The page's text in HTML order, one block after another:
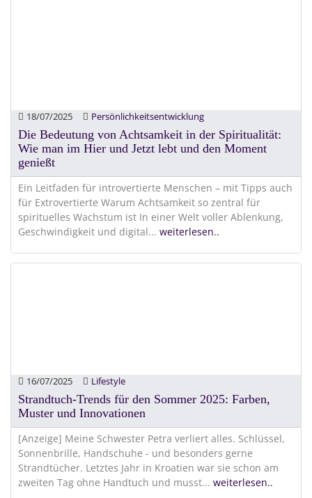
18/07/2025 Persönlichkeitsentwicklung
Die Bedeutung von Achtsamkeit in der Spiritualität:
Wie man im Hier und Jetzt lebt und den Moment
genießt
Ein Leitfaden für introvertierte Menschen – mit Tipps auch
für Extrovertierte Warum Achtsamkeit so zentral für
spirituelles Wachstum ist In einer Welt voller Ablenkung,
Geschwindigkeit und digital... weiterlesen..
16/07/2025 Lifestyle
Strandtuch-Trends für den Sommer 2025: Farben,
Muster und Innovationen
[Anzeige] Meine Schwester Petra verliert alles. Schlüssel,
Sonnenbrille, Handschuhe - und besonders gerne
Strandtücher. Letztes Jahr in Kroatien war sie schon am
zweiten Tag ohne Handtuch und musst... weiterlesen..